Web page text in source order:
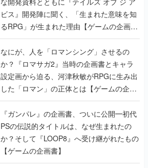
なにが、人を「ロマンシング」させるの
か？『ロマサガ2』当時の企画書とキャラ
設定画から迫る、河津秋敏がRPGに生み出
した「ロマン」の正体とは【ゲームの企画
書】
『ガンパレ』の企画書、ついに公開━初代
PSの伝説的タイトルは、なぜ生まれたの
か？そして『LOOP8』へ受け継がれたもの
【ゲームの企画書】
世界が認めるゲームデザイナー・上田文人
とはいったい何が凄いのか？ ヨコオタロ
ウ・外山圭一郎らと共に『ICO』に込めら